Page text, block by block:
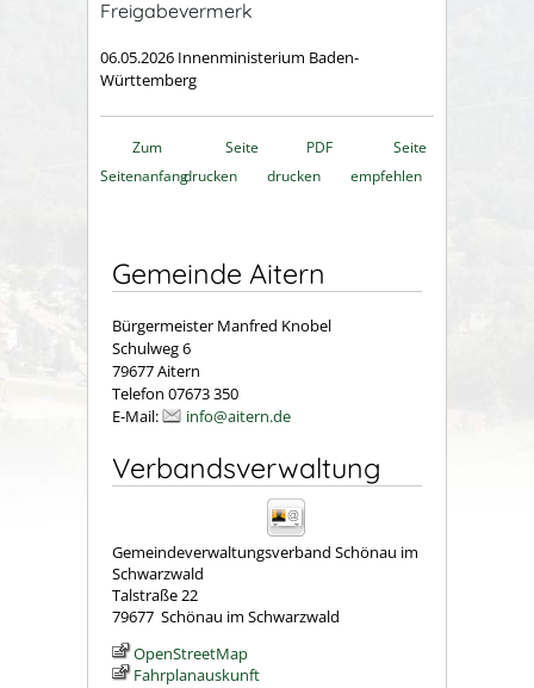
Freigabevermerk
06.05.2026 Innenministerium Baden-
Württemberg
Zum
Seitenanfang
Seite
drucken
PDF
drucken
Seite
empfehlen
Gemeinde Aitern
Bürgermeister Manfred Knobel
Schulweg 6
79677 Aitern
Telefon 07673 350
E-Mail:
info@aitern.de
Verbandsverwaltung
Gemeindeverwaltungsverband Schönau im
Schwarzwald
Talstraße 22
79677 Schönau im Schwarzwald
OpenStreetMap
Fahrplanauskunft